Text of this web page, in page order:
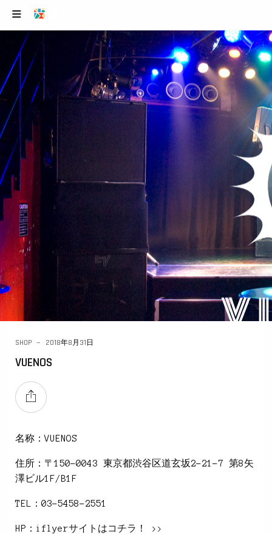
SHOP 2018年8月31日
VUENOS
名称：VUENOS
住所：〒150-0043 東京都渋谷区道玄坂2-21-7 第8矢
澤ビル1F/B1F
TEL：03-5458-2551
HP： iflyerサイトはコチラ！ >>